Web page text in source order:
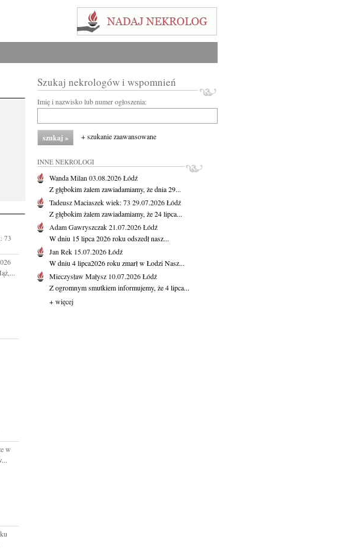
73
w
Szukaj nekrologów i wspomnień
Imię i nazwisko lub numer ogłoszenia:
+ szukanie zaawansowane
INNE NEKROLOGI
Wanda Milan 03.08.2026Łódź
Z głębokim żalem zawiadamiamy, że dnia 29...
Tadeusz Maciaszekwiek: 73 29.07.2026Łódź
Z głębokim żalem zawiadamiamy, że 24 lipca...
Adam Gawryszczak21.07.2026Łódź
W dniu 15 lipca 2026 roku odszedł nasz...
Jan Rek 15.07.2026Łódź
W dniu 4 lipca2026 roku zmarł w Łodzi Nasz...
Mieczysław Małysz 10.07.2026Łódź
Z ogromnym smutkiem informujemy, że 4 lipca...
+ więcej